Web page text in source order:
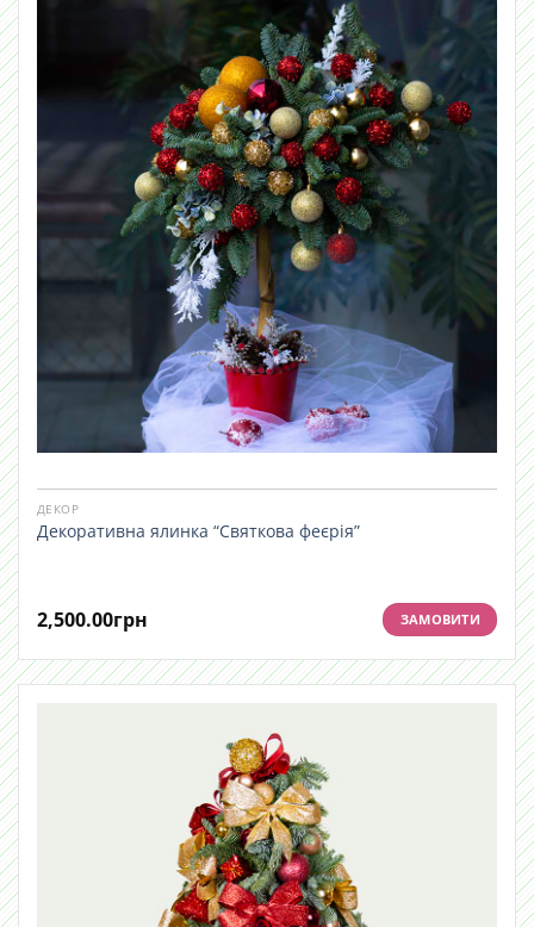
ДЕКОР
Декоративна ялинка “Святкова феєрія”
2,500.00грн ЗАМОВИТИ